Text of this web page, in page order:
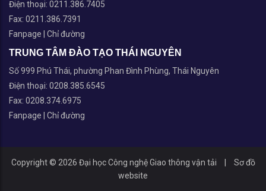
Điện thoại: 0211.386.7405
Fax: 0211.386.7391
Fanpage
Chỉ đường
TRUNG TÂM ĐÀO TẠO THÁI NGUYÊN
Số 999 Phú Thái, phường Phan Đình Phùng, Thái Nguyên
Điện thoại: 0208.385.6545
Fax: 0208.374.6975
Fanpage
Chỉ đường
Copyright © 2026 Đại học Công nghệ Giao thông vận tải
Sơ đồ
website